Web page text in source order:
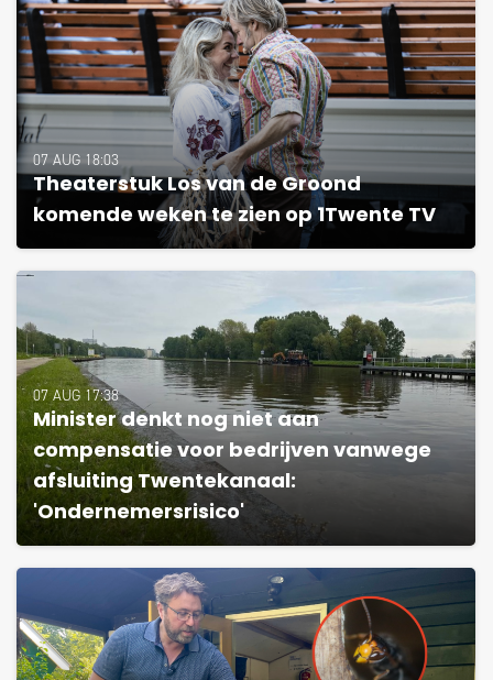
07 AUG 18:03
Theaterstuk Los van de Groond
komende weken te zien op 1Twente TV
07 AUG 17:38
Minister denkt nog niet aan
compensatie voor bedrijven vanwege
afsluiting Twentekanaal:
'Ondernemersrisico'